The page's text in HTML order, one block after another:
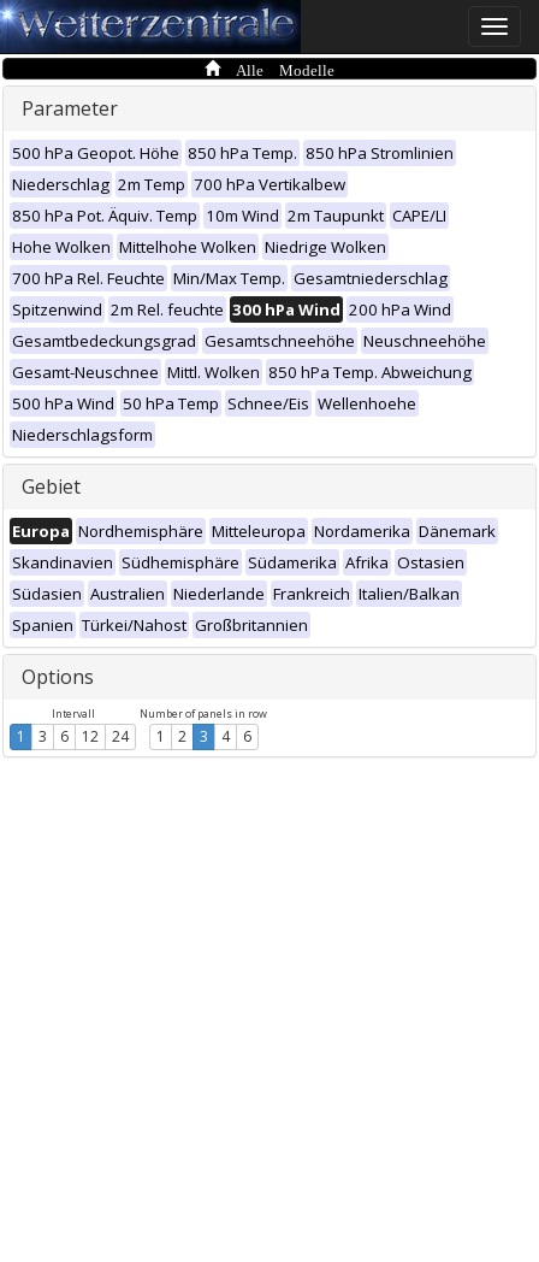
Toggle
Alle Modelle
Parameter
500 hPa Geopot. Höhe 850 hPa Temp. 850 hPa Stromlinien
Niederschlag 2m Temp 700 hPa Vertikalbew
850 hPa Pot. Äquiv. Temp 10m Wind 2m Taupunkt CAPE/LI
Hohe Wolken Mittelhohe Wolken Niedrige Wolken
700 hPa Rel. Feuchte Min/Max Temp. Gesamtniederschlag
Spitzenwind 2m Rel. feuchte 300 hPa Wind 200 hPa Wind
Gesamtbedeckungsgrad Gesamtschneehöhe Neuschneehöhe
Gesamt-Neuschnee Mittl. Wolken 850 hPa Temp. Abweichung
500 hPa Wind 50 hPa Temp Schnee/Eis Wellenhoehe
Niederschlagsform
Gebiet
Europa Nordhemisphäre Mitteleuropa Nordamerika Dänemark
Skandinavien Südhemisphäre Südamerika Afrika Ostasien
Südasien Australien Niederlande Frankreich Italien/Balkan
Spanien Türkei/Nahost Großbritannien
Options
Intervall
1 3 6 12 24
Number of panels in row
1 2 3 4 6